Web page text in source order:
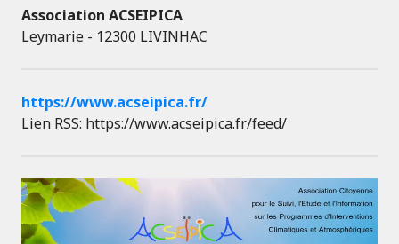
Association ACSEIPICA
Leymarie - 12300 LIVINHAC
https://www.acseipica.fr/
Lien RSS: https://www.acseipica.fr/feed/